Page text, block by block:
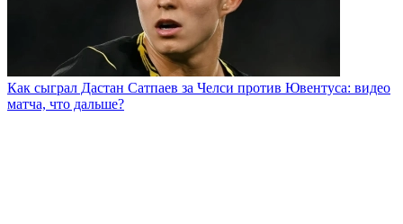
Как сыграл Дастан Сатпаев за Челси против Ювентуса: видео
матча, что дальше?